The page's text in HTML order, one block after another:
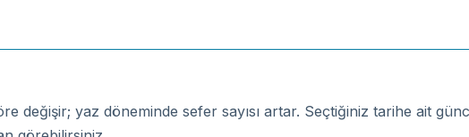
değişir; yaz döneminde sefer sayısı artar. Seçtiğiniz tarihe ait